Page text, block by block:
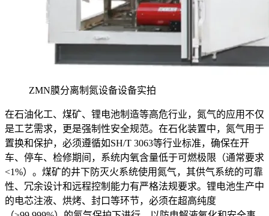
ZMN膜分离制氮设备设备实拍
在石油化工、煤矿、锂电池制造等高危行业，氮气的应用不仅
是工艺需求，更是强制性安全规范。在石化装置中，氮气用于
置换和保护，必须遵循如SH/T 3063等行业标准，确保在开
车、停车、检修期间，系统内氧含量低于可燃极限（通常要求
<1%）。煤矿的井下防灭火系统使用氮气，其供气系统的可靠
性、冗余设计和远程控制能力有严格法规要求。锂电池生产中
的电芯注液、烘烤、封口等环节，必须在超高纯度